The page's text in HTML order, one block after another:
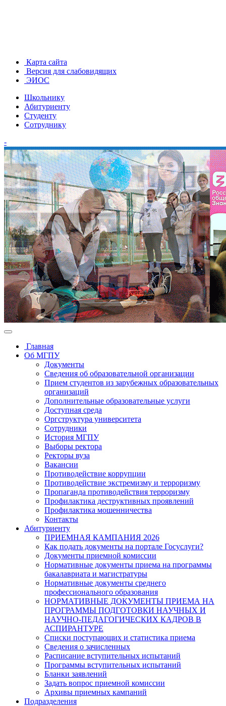
Карта сайта
Версия для слабовидящих
ЭИОС
Школьнику
Абитуриенту
Студенту
Сотруднику
-
Главная
Об МГПУ
Документы
Сведения об образовательной организации
Прием студентов из зарубежных образовательных
организаций
Дополнительные образовательные услуги
Доступная среда
Оргструктура университета
Сотрудники
История МГПУ
Выборы ректора
Ректоры вуза
Вакансии
Противодействие коррупции
Противодействие экстремизму и терроризму
Пропаганда противодействия терроризму
Профилактика деструктивных проявлений
Профилактика мошенничества
Контакты
Абитуриенту
ПРИЕМНАЯ КАМПАНИЯ 2026
Как подать документы на портале Госуслуги?
Документы приемной комиссии
Нормативные документы приема на программы
бакалавриата и магистратуры
Нормативные документы среднего
профессионального образования
НОРМАТИВНЫЕ ДОКУМЕНТЫ ПРИЕМА НА
ПРОГРАММЫ ПОДГОТОВКИ НАУЧНЫХ И
НАУЧНО-ПЕДАГОГИЧЕСКИХ КАДРОВ В
АСПИРАНТУРЕ
Списки поступающих и статистика приема
Сведения о зачисленных
Расписание вступительных испытаний
Программы вступительных испытаний
Бланки заявлений
Задать вопрос приемной комиссии
Архивы приемных кампаний
Подразделения